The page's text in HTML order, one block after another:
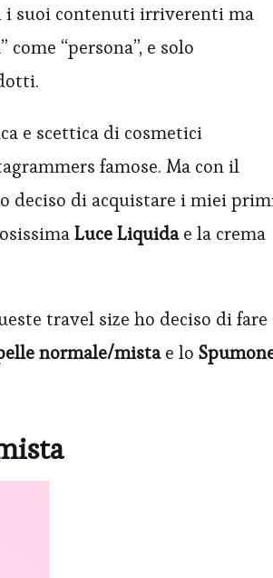
i suoi contenuti irriverenti ma
“persona”, e solo
e scettica di cosmetici
famose. Ma con il
deciso di acquistare i miei
Luce Liquidae la crema
travel size ho deciso di fare
normale/mistae lo